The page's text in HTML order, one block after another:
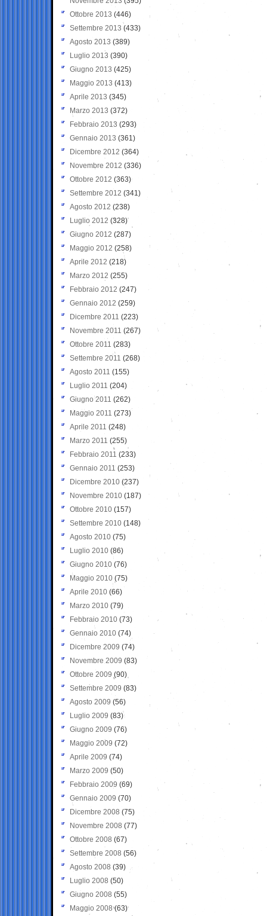
Ottobre 2013 (446)
Settembre 2013 (433)
Agosto 2013 (389)
Luglio 2013 (390)
Giugno 2013 (425)
Maggio 2013 (413)
Aprile 2013 (345)
Marzo 2013 (372)
Febbraio 2013 (293)
Gennaio 2013 (361)
Dicembre 2012 (364)
Novembre 2012 (336)
Ottobre 2012 (363)
Settembre 2012 (341)
Agosto 2012 (238)
Luglio 2012 (328)
Giugno 2012 (287)
Maggio 2012 (258)
Aprile 2012 (218)
Marzo 2012 (255)
Febbraio 2012 (247)
Gennaio 2012 (259)
Dicembre 2011 (223)
Novembre 2011 (267)
Ottobre 2011 (283)
Settembre 2011 (268)
Agosto 2011 (155)
Luglio 2011 (204)
Giugno 2011 (262)
Maggio 2011 (273)
Aprile 2011 (248)
Marzo 2011 (255)
Febbraio 2011 (233)
Gennaio 2011 (253)
Dicembre 2010 (237)
Novembre 2010 (187)
Ottobre 2010 (157)
Settembre 2010 (148)
Agosto 2010 (75)
Luglio 2010 (86)
Giugno 2010 (76)
Maggio 2010 (75)
Aprile 2010 (66)
Marzo 2010 (79)
Febbraio 2010 (73)
Gennaio 2010 (74)
Dicembre 2009 (74)
Novembre 2009 (83)
Ottobre 2009 (90)
Settembre 2009 (83)
Agosto 2009 (56)
Luglio 2009 (83)
Giugno 2009 (76)
Maggio 2009 (72)
Aprile 2009 (74)
Marzo 2009 (50)
Febbraio 2009 (69)
Gennaio 2009 (70)
Dicembre 2008 (75)
Novembre 2008 (77)
Ottobre 2008 (67)
Settembre 2008 (56)
Agosto 2008 (39)
Luglio 2008 (50)
Giugno 2008 (55)
Maggio 2008(63)